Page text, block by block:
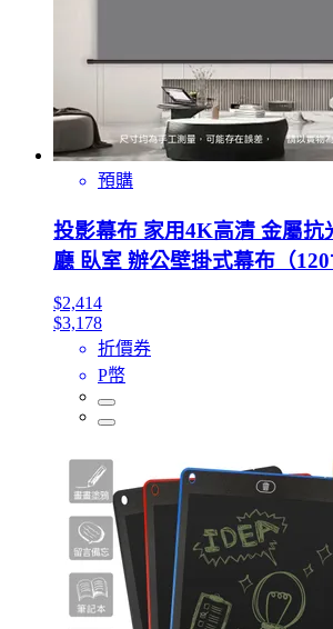
預購
投影幕布 家用4K高清 金屬抗
廳 臥室 辦公壁掛式幕布（120
$2,414
$3,178
折價券
P幣